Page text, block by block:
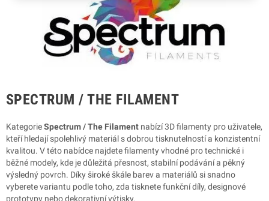
SPECTRUM / THE FILAMENT
KategorieSpectrum / The Filament nabízí 3D filamenty pro uživatele,
kteří hledají spolehlivý materiál s dobrou tisknutelností a konzistentní
kvalitou. V této nabídce najdete filamenty vhodné pro technické i
běžné modely, kde je důležitá přesnost, stabilní podávání a pěkný
výsledný povrch. Díky široké škále barev a materiálů si snadno
vyberete variantu podle toho, zda tisknete funkční díly, designové
prototypy nebo dekorativní výtisky.